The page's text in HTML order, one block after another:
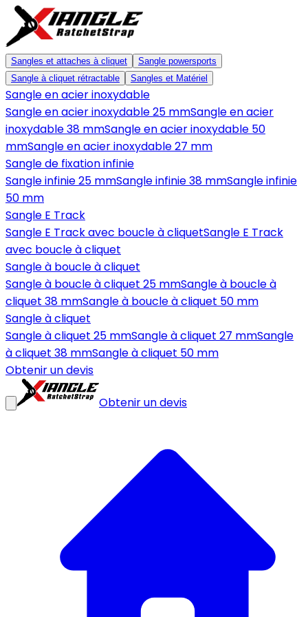
Sangles et attaches à cliquet
Sangle powersports
Sangle à cliquet rétractable
Sangles et Matériel
Sangle en acier inoxydable
Sangle en acier inoxydable 25 mmSangle en acier
inoxydable 38 mmSangle en acier inoxydable 50
mmSangle en acier inoxydable 27 mm
Sangle de fixation infinie
Sangle infinie 25 mmSangle infinie 38 mmSangle infinie
50 mm
Sangle E Track
Sangle E Track avec boucle à cliquetSangle E Track
avec boucle à cliquet
Sangle à boucle à cliquet
Sangle à boucle à cliquet 25 mmSangle à boucle à
cliquet 38 mmSangle à boucle à cliquet 50 mm
Sangle à cliquet
Sangle à cliquet 25 mmSangle à cliquet 27 mmSangle
à cliquet 38 mmSangle à cliquet 50 mm
Obtenir un devis
Obtenir un devis